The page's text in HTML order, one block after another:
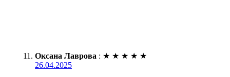
Оксана Лаврова : ★ ★ ★ ★ ★
26.04.2025